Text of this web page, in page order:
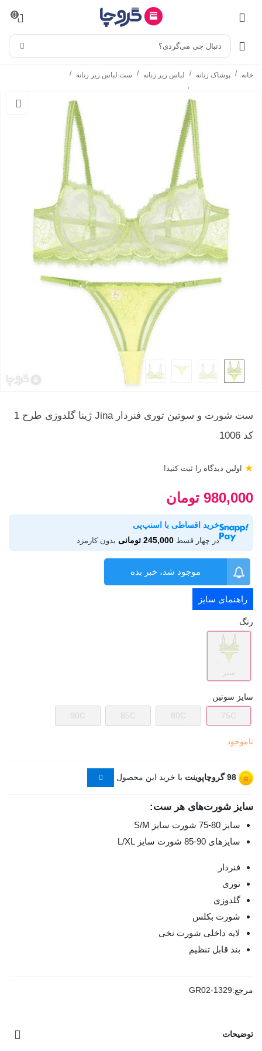
0
دنبال چی می‌گردی؟
خانه / پوشاک زنانه / لباس زیر زنانه / ست لباس زیر زنانه /
/
ست شورت و سوتین توری فنردار Jina ژینا گلدوزی طرح 1
کد 1006
اولین دیدگاه را ثبت کنید! ★
980,000 تومان
خرید اقساطی با اسنپ‌پی
در چهار قسط 245,000 تومانی بدون کارمزد
موجود شد، خبر بده
راهنمای سایز
رنگ
سبز
سایز سوتین
75C
80C
85C
90C
ناموجود
98گروچاپوینت با خرید این محصول
سایز شورت‌های هر ست:
سایز 80-75 شورت سایز S/M
سایزهای 90-85 شورت سایز L/XL
فنردار
توری
گلدوزی
شورت بکلس
لایه داخلی شورت نخی
بند قابل تنظیم
مرجع:GR02-1329
توضیحات